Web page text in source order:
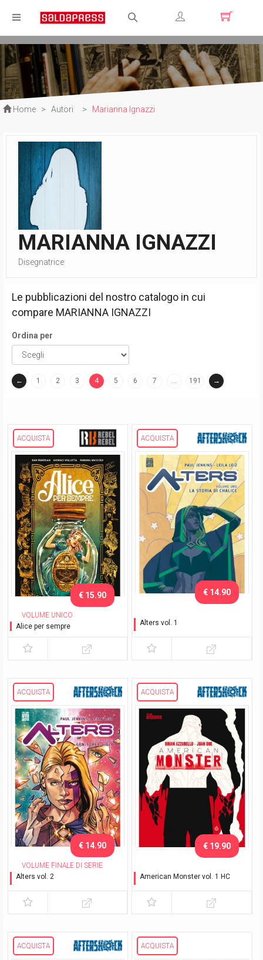
Registrati
Login
Home > Autori > Marianna Ignazzi
MARIANNA IGNAZZI
Disegnatrice
Le pubblicazioni del nostro catalogo in cui
compare MARIANNA IGNAZZI
Ordina per
← 1 2 3
4
5 6 7 … 191 →
ACQUISTA
VOLUME UNICO
Alice per sempre
€ 15.90
ACQUISTA
Alters vol. 1
€ 14.90
ACQUISTA
VOLUME FINALE DI SERIE
Alters vol. 2
€ 14.90
ACQUISTA
American Monster vol. 1 HC
€ 19.90
ACQUISTA ACQUISTA